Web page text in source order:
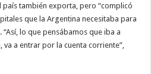
también exporta, pero “complicó
que la Argentina necesitaba para
lo que pensábamos que iba a
a entrar por la cuenta corriente”,